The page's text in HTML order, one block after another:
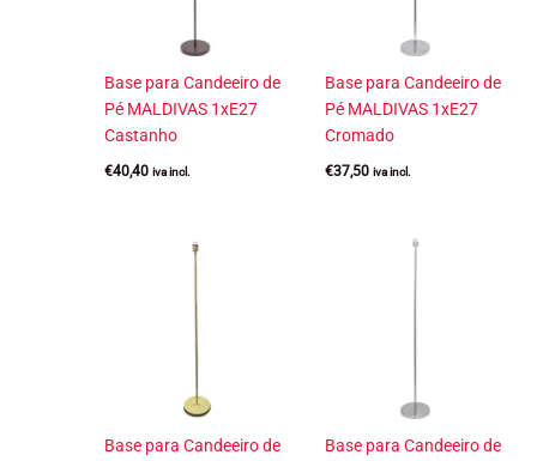
Base para Candeeiro de
Pé MALDIVAS 1xE27
Castanho
€40,40 iva incl.
Base para Candeeiro de
Pé MALDIVAS 1xE27
Cromado
€37,50 iva incl.
Base para Candeeiro de
Base para Candeeiro de